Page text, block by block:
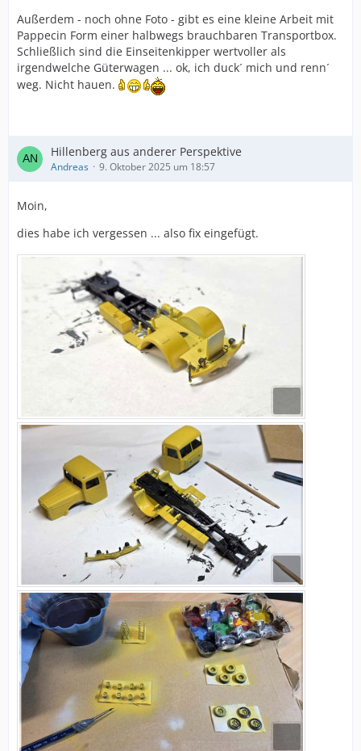
Außerdem - noch ohne Foto - gibt es eine kleine Arbeit mit
Pappecin Form einer halbwegs brauchbaren Transportbox.
Schließlich sind die Einseitenkipper wertvoller als
irgendwelche Güterwagen ... ok, ich duck´ mich und renn´
weg. Nicht hauen.
Hillenberg aus anderer Perspektive
Andreas 9. Oktober 2025 um 18:57
Moin,
dies habe ich vergessen ... also fix eingefügt.